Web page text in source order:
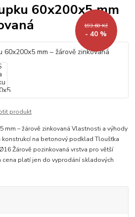
60x200x5 mm
193,60 Kč
- 40 %
produkt
mm – žárově zinkovaná Vlastnosti a výhody
konstrukcí na betonový podklad Tloušťka
Žárově pozinkovaná vrstva pro větší
platí jen do vyprodání skladových